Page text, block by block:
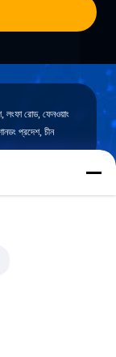
লংফা রোড, ফেনওয়াং
প্রদেশ, চীন